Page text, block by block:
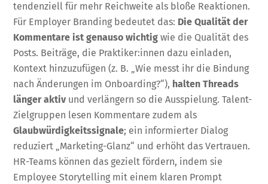
tendenziell für mehr Reichweite als bloße Reaktionen.
Für Employer Branding bedeutet das: Die Qualität der
Kommentare ist genauso wichtig wie die Qualität des
Posts. Beiträge, die Praktiker:innen dazu einladen,
Kontext hinzuzufügen (z. B. „Wie messt ihr die Bindung
nach Änderungen im Onboarding?“), halten Threads
länger aktiv und verlängern so die Ausspielung. Talent-
Zielgruppen lesen Kommentare zudem als
Glaubwürdigkeitssignale; ein informierter Dialog
reduziert „Marketing-Glanz“ und erhöht das Vertrauen.
HR-Teams können das gezielt fördern, indem sie
Employee Storytelling mit einem klaren Prompt